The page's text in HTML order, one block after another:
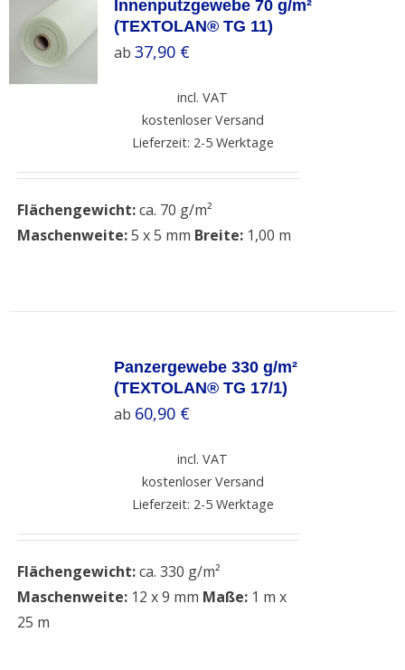
Innenputzgewebe 70 g/m²
(TEXTOLAN® TG 11)
ab 37,90 €
incl. VAT
kostenloser Versand
Lieferzeit: 2-5 Werktage
Flächengewicht:ca. 70 g/m²
Maschenweite:5 x 5 mm Breite:1,00 m
Panzergewebe 330 g/m²
(TEXTOLAN® TG 17/1)
ab 60,90 €
incl. VAT
kostenloser Versand
Lieferzeit: 2-5 Werktage
Flächengewicht:ca. 330 g/m²
Maschenweite:12 x 9 mm Maße:1 m x
25 m